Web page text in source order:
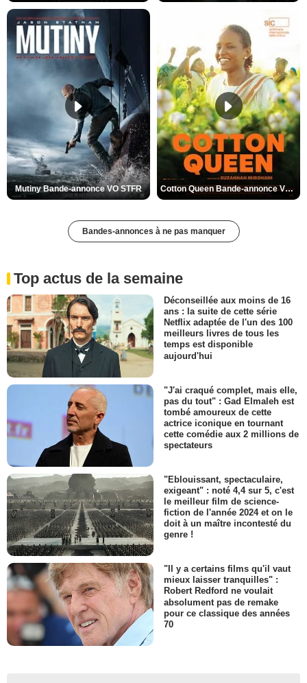
Mutiny Bande-annonce VO STFR Cotton Queen Bande-annonce VO STFR
Bandes-annonces à ne pas manquer
Top actus de la semaine
Déconseillée aux moins de 16
ans : la suite de cette série
Netflix adaptée de l'un des 100
meilleurs livres de tous les
temps est disponible
aujourd'hui
"J'ai craqué complet, mais elle,
pas du tout" : Gad Elmaleh est
tombé amoureux de cette
actrice iconique en tournant
cette comédie aux 2 millions de
spectateurs
"Eblouissant, spectaculaire,
exigeant" : noté 4,4 sur 5, c'est
le meilleur film de science-
fiction de l'année 2024 et on le
doit à un maître incontesté du
genre !
"Il y a certains films qu'il vaut
mieux laisser tranquilles" :
Robert Redford ne voulait
absolument pas de remake
pour ce classique des années
70